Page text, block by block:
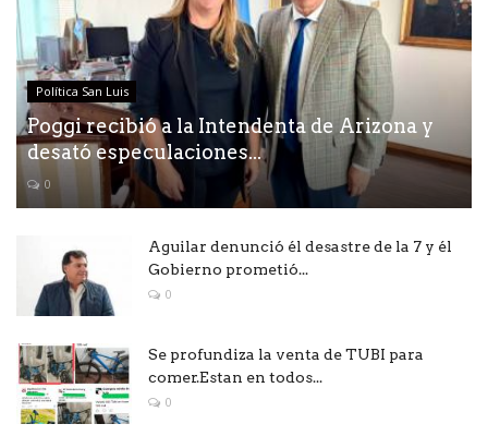
Política San Luis
Poggi recibió a la Intendenta de Arizona y
desató especulaciones...
0
Aguilar denunció él desastre de la 7 y él
Gobierno prometió...
0
Se profundiza la venta de TUBI para
comer.Estan en todos...
0